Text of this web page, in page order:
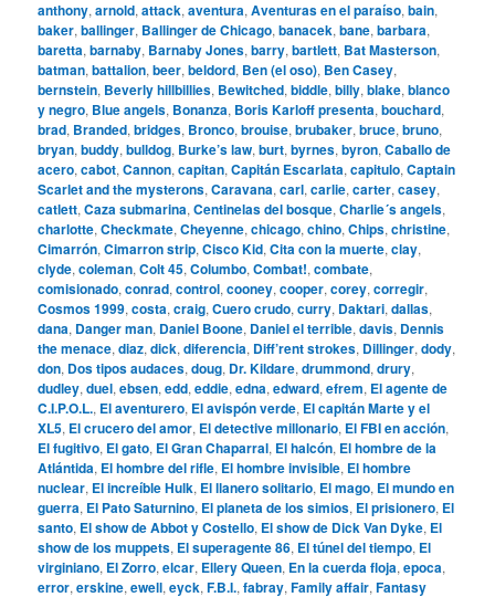
anthony,arnold,attack,aventura,Aventuras en el paraíso,bain,
baker,ballinger, Ballinger de Chicago,banacek,bane,barbara,
baretta,barnaby, Barnaby Jones,barry,bartlett, Bat Masterson,
batman,battalion,beer,beldord, Ben (el oso), Ben Casey,
bernstein, Beverly hillbillies, Bewitched,biddle,billy,blake,blanco
y negro, Blue angels, Bonanza, Boris Karloff presenta,bouchard,
brad, Branded,bridges, Bronco,brouise,brubaker,bruce,bruno,
bryan,buddy,bulldog, Burke’s law,burt,byrnes,byron,Caballo de
acero,cabot,Cannon,capitan,Capitán Escarlata,capitulo,Captain
Scarlet and the mysterons,Caravana,carl,carlie,carter,casey,
catlett,Caza submarina,Centinelas del bosque,Charlie´s angels,
charlotte,Checkmate,Cheyenne,chicago,chino,Chips,christine,
Cimarrón,Cimarron strip,Cisco Kid,Cita con la muerte,clay,
clyde,coleman,Colt 45,Columbo,Combat!,combate,
comisionado,conrad,control,cooney,cooper,corey,corregir,
Cosmos 1999,costa,craig,Cuero crudo,curry, Daktari,dallas,
dana, Danger man, Daniel Boone, Daniel el terrible,davis, Dennis
the menace,diaz,dick,diferencia, Diff’rent strokes, Dillinger,dody,
don, Dos tipos audaces,doug, Dr. Kildare,drummond,drury,
dudley,duel,ebsen,edd,eddie,edna,edward,efrem, El agente de
C.I.P.O.L., El aventurero, El avispón verde, El capitán Marte y el
XL5, El crucero del amor, El detective millonario, El FBI en acción,
El fugitivo, El gato, El Gran Chaparral, El halcón, El hombre de la
Atlántida, El hombre del rifle, El hombre invisible, El hombre
nuclear, El increíble Hulk, El llanero solitario, El mago, El mundo en
guerra, El Pato Saturnino, El planeta de los simios, El prisionero, El
santo, El show de Abbot y Costello, El show de Dick Van Dyke, El
show de los muppets, El superagente 86, El túnel del tiempo, El
virginiano, El Zorro,elcar, Ellery Queen, En la cuerda floja,epoca,
error,erskine,ewell,eyck,F.B.I.,fabray,Family affair,Fantasy